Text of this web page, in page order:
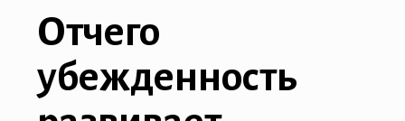
giriş
Отчего
убежденность